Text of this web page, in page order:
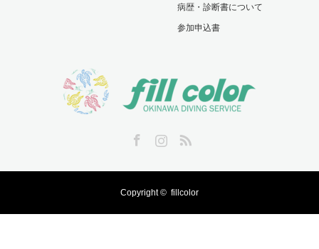
病歴・診断書について
参加申込書
Copyright © fillcolor